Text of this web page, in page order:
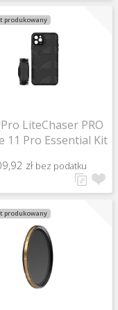
produkowany
LiteChaser PRO
11 Pro Essential Kit
zł bez podatku
produkowany